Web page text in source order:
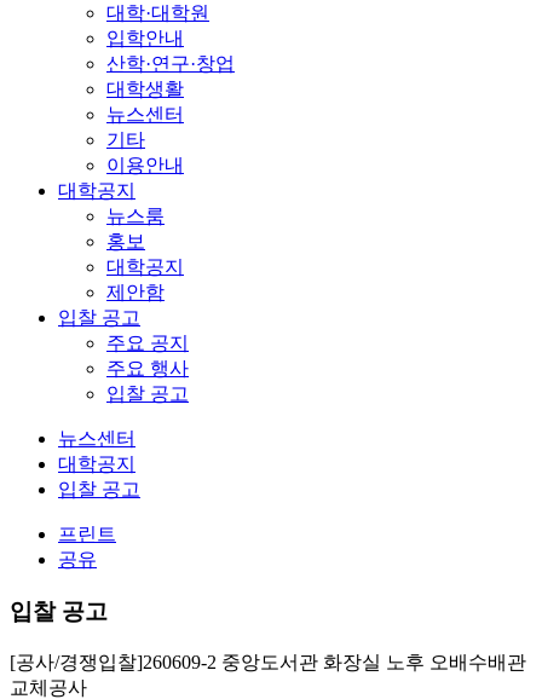
대학·대학원
입학안내
산학·연구·창업
대학생활
뉴스센터
기타
이용안내
대학공지
뉴스룸
홍보
대학공지
제안함
입찰 공고
주요 공지
주요 행사
입찰 공고
뉴스센터
대학공지
입찰 공고
프린트
공유
입찰 공고
[공사/경쟁입찰]260609-2 중앙도서관 화장실 노후 오배수배관
교체공사